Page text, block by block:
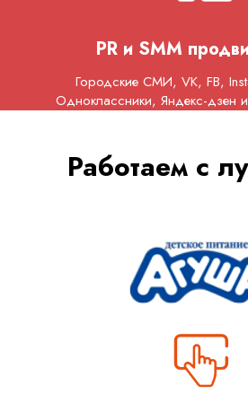
PR и SMM
Городские СМИ, VK, FB,
Одноклассники, Яндекс-дзен
Работаем с